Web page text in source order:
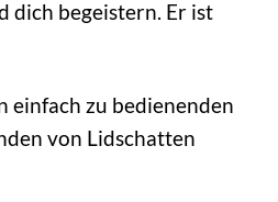
dich begeistern. Er ist
einfach zu bedienenden
von Lidschatten